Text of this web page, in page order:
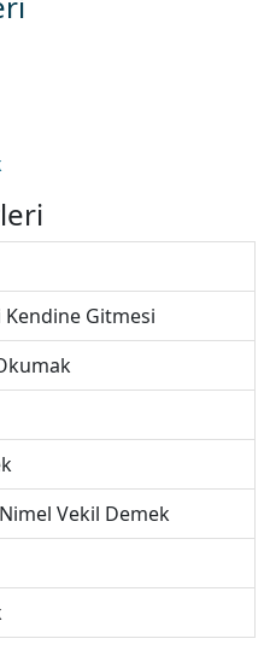
Kendine Gitmesi
Vekil Demek